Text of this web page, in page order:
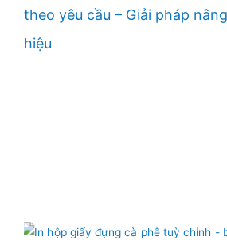
theo yêu cầu – Giải pháp
hiệu